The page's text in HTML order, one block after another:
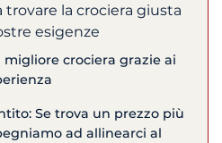
trovare la crociera giusta
esigenze
migliore crociera grazie ai
Se trova un prezzo più
ad allinearci al